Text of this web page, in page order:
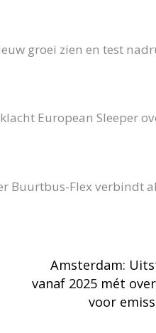
groei zien en test
European Sleeper
Buurtbus-Flex verbindt
Amsterdam:
vanaf 2025 mét
voor